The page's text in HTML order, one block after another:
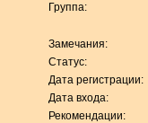
Группа:
Замечания:
Статус:
Дата регистрации:
Дата входа:
Рекомендации: